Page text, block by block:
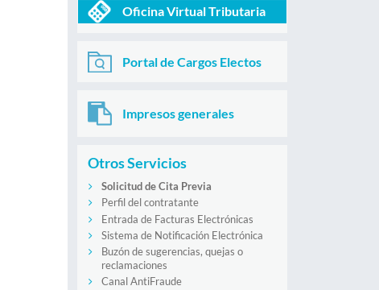
Oficina Virtual Tributaria
Portal de Cargos Electos
Impresos generales
Otros Servicios
Solicitud de Cita Previa
Perfil del contratante
Entrada de Facturas Electrónicas
Sistema de Notificación Electrónica
Buzón de sugerencias, quejas o
reclamaciones
Canal AntiFraude